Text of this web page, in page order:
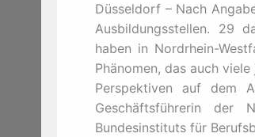
Düsseldorf – Nach
Ausbildungsstellen. 29
haben in Nordrhein-
Phänomen, das auch
Perspektiven auf dem
Geschäftsführerin der
Bundesinstituts für